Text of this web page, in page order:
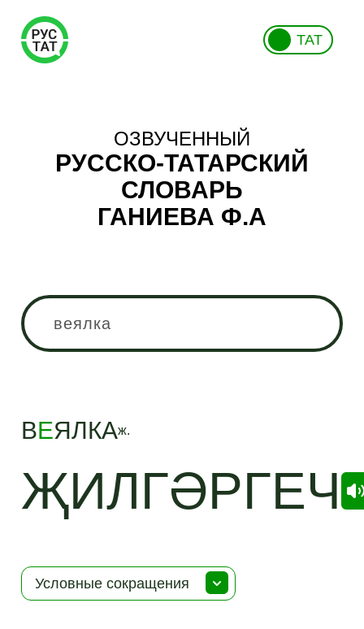
ТАТ
ОЗВУЧЕННЫЙ
РУССКО-ТАТАРСКИЙ
СЛОВАРЬ
ГАНИЕВА Ф.А
ВЕЯЛКАж.
ҖИЛГӘРГЕЧ
Условные сокращения